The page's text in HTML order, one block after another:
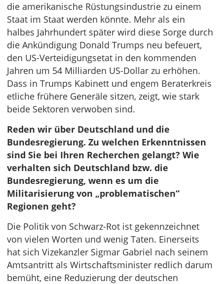
die amerikanische Rüstungsindustrie zu einem
Staat im Staat werden könnte. Mehr als ein
halbes Jahrhundert später wird diese Sorge durch
die Ankündigung Donald Trumps neu befeuert,
den US-Verteidigungsetat in den kommenden
Jahren um 54 Milliarden US-Dollar zu erhöhen.
Dass in Trumps Kabinett und engem Beraterkreis
etliche frühere Generäle sitzen, zeigt, wie stark
beide Sektoren verwoben sind.
Reden wir über Deutschland und die
Bundesregierung. Zu welchen Erkenntnissen
sind Sie bei Ihren Recherchen gelangt? Wie
verhalten sich Deutschland bzw. die
Bundesregierung, wenn es um die
Militarisierung von „problematischen“
Regionen geht?
Die Politik von Schwarz-Rot ist gekennzeichnet
von vielen Worten und wenig Taten. Einerseits
hat sich Vizekanzler Sigmar Gabriel nach seinem
Amtsantritt als Wirtschaftsminister redlich darum
bemüht, eine Reduzierung der deutschen